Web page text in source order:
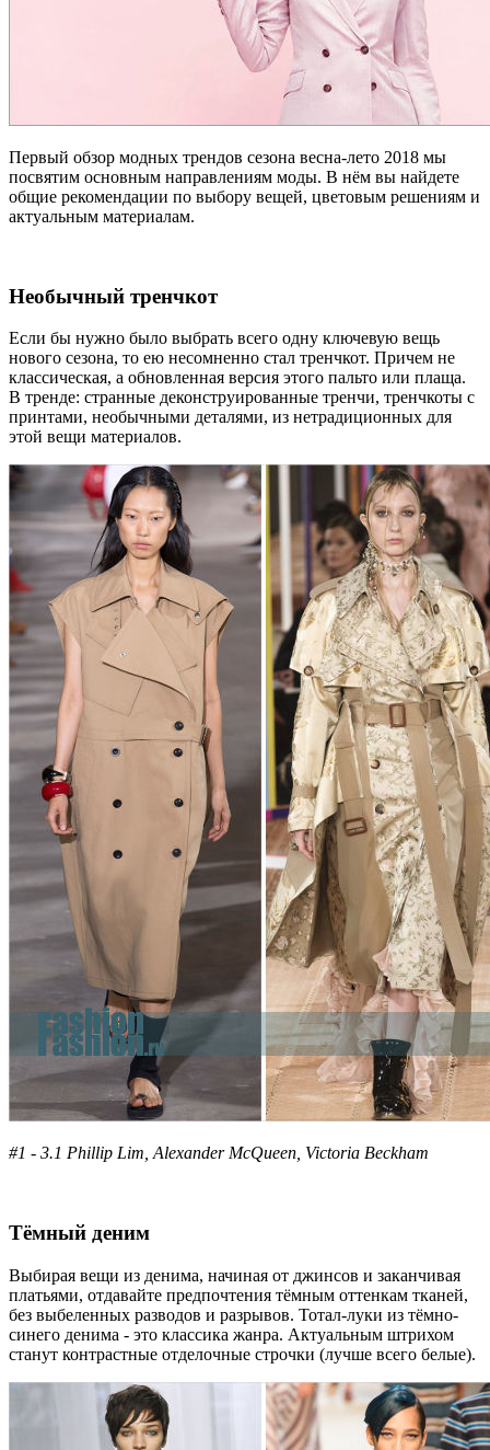
Первый обзор модных трендов сезона весна-лето 2018 мы
посвятим основным направлениям моды. В нём вы найдете
общие рекомендации по выбору вещей, цветовым решениям и
актуальным материалам.
Необычный тренчкот
Если бы нужно было выбрать всего одну ключевую вещь
нового сезона, то ею несомненно стал тренчкот. Причем не
классическая, а обновленная версия этого пальто или плаща.
В тренде: странные деконструированные тренчи, тренчкоты с
принтами, необычными деталями, из нетрадиционных для
этой вещи материалов.
#1 - 3.1 Phillip Lim, Alexander McQueen, Victoria Beckham
Тёмный деним
Выбирая вещи из денима, начиная от джинсов и заканчивая
платьями, отдавайте предпочтения тёмным оттенкам тканей,
без выбеленных разводов и разрывов. Тотал-луки из тёмно-
синего денима - это классика жанра. Актуальным штрихом
станут контрастные отделочные строчки (лучше всего белые).